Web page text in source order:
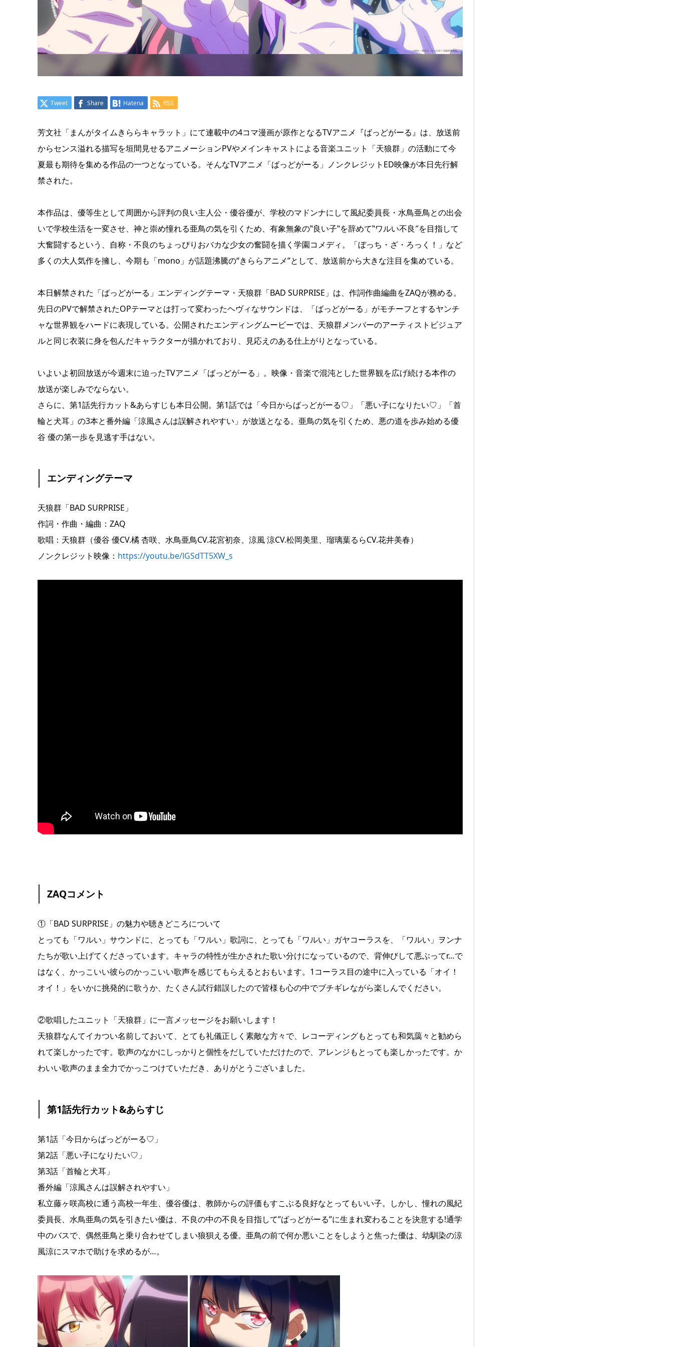
Tweet Share Hatena RSS
芳文社「まんがタイムきららキャラット」にて連載中の4コマ漫画が原作となるTVアニメ『ばっどがーる』は、放送前
からセンス溢れる描写を垣間見せるアニメーションPVやメインキャストによる音楽ユニット「天狼群」の活動にて今
夏最も期待を集める作品の一つとなっている。そんなTVアニメ「ばっどがーる」ノンクレジットED映像が本日先行解
禁された。
本作品は、優等生として周囲から評判の良い主人公・優谷優が、学校のマドンナにして風紀委員長・水鳥亜鳥との出会
いで学校生活を一変させ、神と崇め憧れる亜鳥の気を引くため、有象無象の‟良い子‟を辞めて‟ワルい不良″を目指して
大奮闘するという、自称・不良のちょっぴりおバカな少女の奮闘を描く学園コメディ。「ぼっち・ざ・ろっく！」など
多くの大人気作を擁し、今期も「mono」が話題沸騰の“きららアニメ”として、放送前から大きな注目を集めている。
本日解禁された「ばっどがーる」エンディングテーマ・天狼群「BAD SURPRISE」は、作詞作曲編曲をZAQが務める。
先日のPVで解禁されたOPテーマとは打って変わったヘヴィなサウンドは、「ばっどがーる」がモチーフとするヤンチ
ャな世界観をハードに表現している。公開されたエンディングムービーでは、天狼群メンバーのアーティストビジュア
ルと同じ衣装に身を包んだキャラクターが描かれており、見応えのある仕上がりとなっている。
いよいよ初回放送が今週末に迫ったTVアニメ「ばっどがーる」。映像・音楽で混沌とした世界観を広げ続ける本作の
放送が楽しみでならない。
さらに、第1話先行カット&あらすじも本日公開。第1話では「今日からばっどがーる♡」「悪い子になりたい♡」「首
輪と犬耳」の3本と番外編「涼風さんは誤解されやすい」が放送となる。亜鳥の気を引くため、悪の道を歩み始める優
谷 優の第一歩を見逃す手はない。
エンディングテーマ
天狼群「BAD SURPRISE」
作詞・作曲・編曲：ZAQ
歌唱：天狼群（優谷 優CV.橘 杏咲、水鳥亜鳥CV.花宮初奈、涼風 涼CV.松岡美里、瑠璃葉るらCV.花井美春）
ノンクレジット映像： https://youtu.be/lGSdTT5XW_s
ZAQコメント
①「BAD SURPRISE」の魅力や聴きどころについて
とっても「ワルい」サウンドに、とっても「ワルい」歌詞に、とっても「ワルい」ガヤコーラスを、「ワルい」ヲンナ
たちが歌い上げてくださっています。キャラの特性が生かされた歌い分けになっているので、背伸びして悪ぶってr…で
はなく、かっこいい彼らのかっこいい歌声を感じてもらえるとおもいます。1コーラス目の途中に入っている「オイ！
オイ！」をいかに挑発的に歌うか、たくさん試行錯誤したので皆様も心の中でブチギレながら楽しんでください。
②歌唱したユニット「天狼群」に一言メッセージをお願いします！
天狼群なんてイカつい名前しておいて、とても礼儀正しく素敵な方々で、レコーディングもとっても和気藹々と勧めら
れて楽しかったです。歌声のなかにしっかりと個性をだしていただけたので、アレンジもとっても楽しかったです。か
わいい歌声のまま全力でかっこつけていただき、ありがとうございました。
第1話先行カット&あらすじ
第1話「今日からばっどがーる♡」
第2話「悪い子になりたい♡」
第3話「首輪と犬耳」
番外編「涼風さんは誤解されやすい」
私立藤ヶ咲高校に通う高校一年生、優谷優は、教師からの評価もすこぶる良好なとってもいい子。しかし、憧れの風紀
委員長、水鳥亜鳥の気を引きたい優は、不良の中の不良を目指して”ばっどがーる”に生まれ変わることを決意する!通学
中のバスで、偶然亜鳥と乗り合わせてしまい狼狽える優。亜鳥の前で何か悪いことをしようと焦った優は、幼馴染の涼
風涼にスマホで助けを求めるが…。